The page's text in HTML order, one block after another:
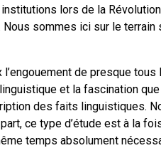
lors de la
Nous sommes ici sur le
de presque
et la fascination
des faits linguistiques.
part, ce type d’étude est à la
temps absolument